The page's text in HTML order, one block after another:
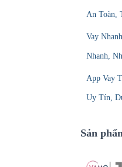
An Toàn,
Vay
Nhanh,
App Vay
Uy Tín,
Sản